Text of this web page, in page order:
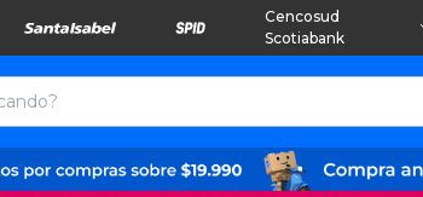
Cencosud
Scotiabank